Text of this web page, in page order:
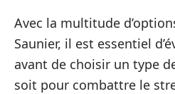
Avec la multitude
Saunier, il est essentiel
avant de choisir un type
soit pour combattre le